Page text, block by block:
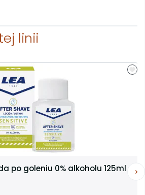
linii
po goleniu 0% alkoholu 125ml